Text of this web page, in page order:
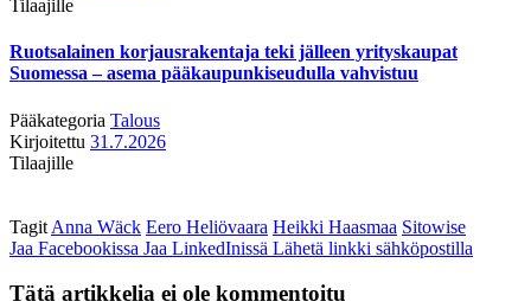
Tilaajille
Ruotsalainen korjausrakentaja teki jälleen yrityskaupat
Suomessa – asema pääkaupunkiseudulla vahvistuu
Pääkategoria Talous
Kirjoitettu 31.7.2026
Tilaajille
Tagit Anna Wäck Eero Heliövaara Heikki Haasmaa Sitowise
Jaa Facebookissa Jaa LinkedInissä Lähetä linkki sähköpostilla
Tätä artikkelia ei ole kommentoitu